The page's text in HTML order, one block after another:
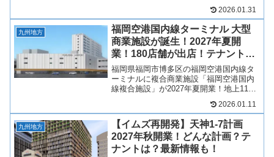
⻄街区プロジェクト」として、2030年代
開業予定！旧岩田屋本館を引き継いだ建
物は建て替え...
2026.01.31
九州地方
福岡空港国内線ターミナル 大型
商業施設が誕生！2027年夏開
業！180店舗が出店！テナント
は？最新情報も！
福岡県福岡市博多区の福岡空港国内線タ
ーミナルに複合商業施設「福岡空港国内
線複合施設」が2027年夏開業！地上11階
になり、180店舗が新たに出店へ！空港直
結の商業施設としては国内最大クラスと
なります！そ...
2026.01.11
九州地方
【イムズ再開発】天神1-7計画
2027年秋開業！どんな計画？テ
ナントは？最新情報も！